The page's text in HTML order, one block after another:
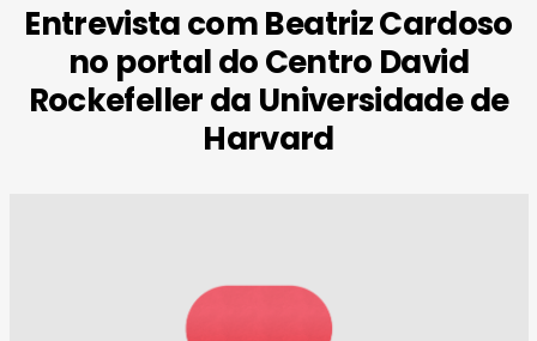
Entrevista com Beatriz Cardoso
no portal do Centro David
Rockefeller da Universidade de
Harvard